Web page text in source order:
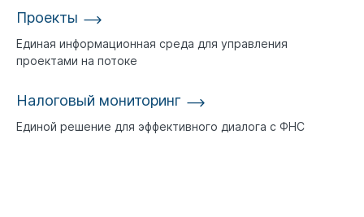
Проекты
Единая информационная среда для управления
проектами на потоке
Налоговый мониторинг
Единой решение для эффективного диалога с ФНС